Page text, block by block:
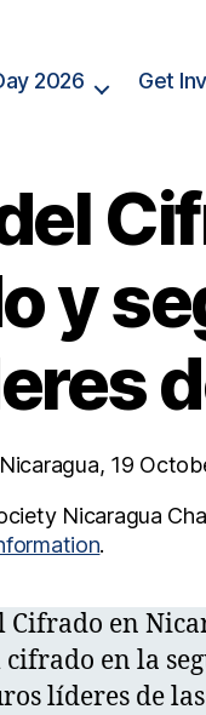
2026 Get
y
19
Nicaragua
.
en
en la
líderes de